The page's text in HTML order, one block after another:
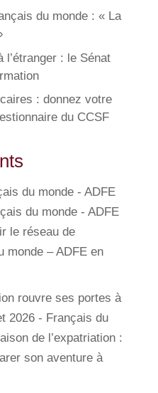
du monde : « La
l’étranger : le Sénat
: donnez votre
du CCSF
du monde - ADFE
du monde - ADFE
le réseau de
monde – ADFE en
rouvre ses portes à
2026 - Français du
de l’expatriation :
son aventure à